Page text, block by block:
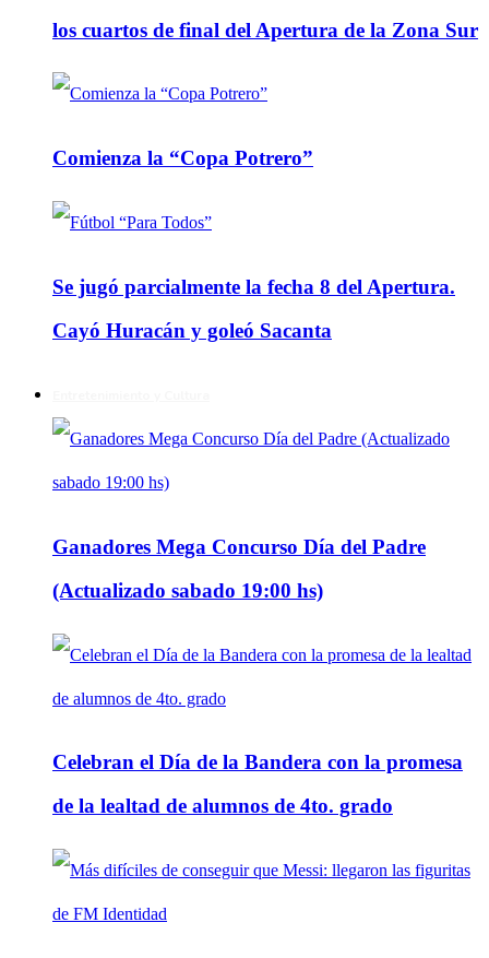
los cuartos de final del Apertura de la Zona Sur
Comienza la “Copa Potrero”
Se jugó parcialmente la fecha 8 del Apertura.
Cayó Huracán y goleó Sacanta
Ganadores Mega Concurso Día del Padre
(Actualizado sabado 19:00 hs)
Celebran el Día de la Bandera con la promesa
de la lealtad de alumnos de 4to. grado